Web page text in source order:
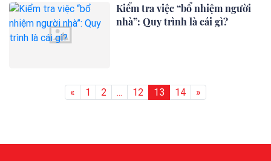
Kiểm tra việc “bổ nhiệm người
nhà”: Quy trình là cái gì?
« 1 2 ... 12 13 14 »